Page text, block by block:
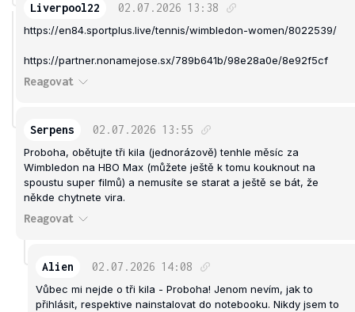
Liverpool22 02.07.2026 13:38
https://en84.sportplus.live/tennis/wimbledon-women/8022539/
https://partner.nonamejose.sx/789b641b/98e28a0e/8e92f5cf
Reagovat
Serpens 02.07.2026 13:55
Proboha, obětujte tři kila (jednorázově) tenhle měsíc za
Wimbledon na HBO Max (můžete ještě k tomu kouknout na
spoustu super filmů) a nemusíte se starat a ještě se bát, že
někde chytnete vira.
Reagovat
Alien 02.07.2026 14:08
Vůbec mi nejde o tři kila - Proboha! Jenom nevím, jak to
přihlásit, respektive nainstalovat do notebooku. Nikdy jsem to